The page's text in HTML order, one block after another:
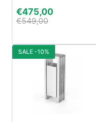
€475,00
€549,00
SALE -10%